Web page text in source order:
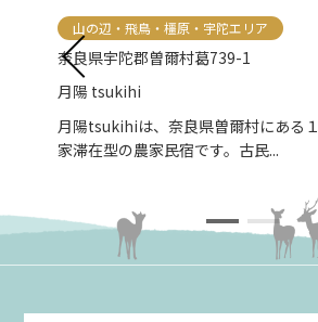
山の辺・飛鳥・橿原・宇陀エリア
奈良県宇陀郡曽爾村葛739-1
月陽 tsukihi
月陽tsukihiは、奈良県曽爾村にある
家滞在型の農家民宿です。古民...